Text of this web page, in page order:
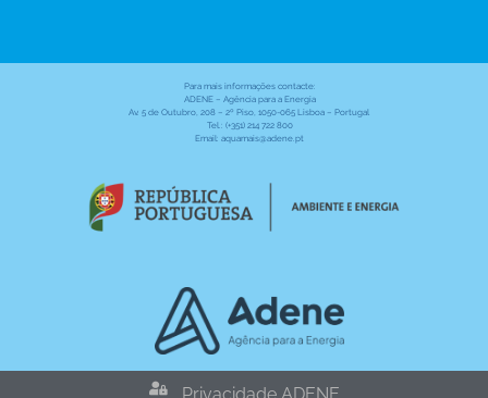
Para mais informações contacte:
ADENE – Agência para a Energia
Av. 5 de Outubro, 208 – 2º Piso, 1050-065 Lisboa – Portugal
Tel.: (+351) 214 722 800
Email: aquamais@adene.pt
Privacidade ADENE